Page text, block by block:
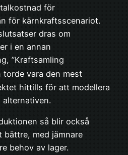
för
för kärnkraftsscenariot.
dras om
i en annan
”Kraftsamling
torde vara den mest
hittills för att modellera
alternativen.
så blir också
med jämnare
behov av lager.